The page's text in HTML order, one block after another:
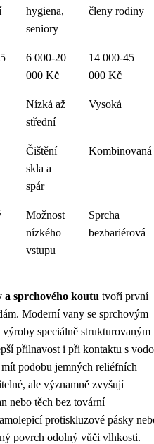
hygiena,
seniory
členy rodiny
6 000-20
000 Kč
14 000-45
000 Kč
Nízká až
střední
Vysoká
Čištění
skla a
spár
Kombinovaná
Možnost
nízkého
vstupu
Sprcha
bezbariérová
sprchového koutu tvoří první
Moderní vany se sprchovým
speciálně strukturovaným
přilnavost i při kontaktu s
podobu jemných reliéfních
ale významně zvyšují
nebo těch bez tovární
protiskluzové pásky
povrch odolný vůči vlhkosti.